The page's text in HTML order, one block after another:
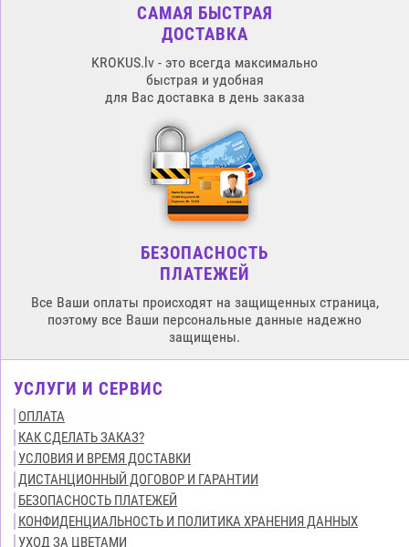
САМАЯ БЫСТРАЯ
ДОСТАВКА
KROKUS.lv - это всегда максимально
быстрая и удобная
для Вас доставка в день заказа
БЕЗОПАСНОСТЬ
ПЛАТЕЖЕЙ
Все Ваши оплаты происходят на защищенных страница,
поэтому все Ваши персональные данные надежно
защищены.
УСЛУГИ И СЕРВИС
ОПЛАТА
КАК СДЕЛАТЬ ЗАКАЗ?
УСЛОВИЯ И ВРЕМЯ ДОСТАВКИ
ДИСТАНЦИОННЫЙ ДОГОВОР И ГАРАНТИИ
БЕЗОПАСНОСТЬ ПЛАТЕЖЕЙ
КОНФИДЕНЦИАЛЬНОСТЬ И ПОЛИТИКА ХРАНЕНИЯ ДАННЫХ
УХОД ЗА ЦВЕТАМИ